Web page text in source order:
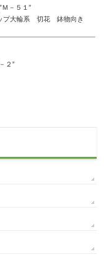
５１”
プ大輪系 切花 鉢物向き
”